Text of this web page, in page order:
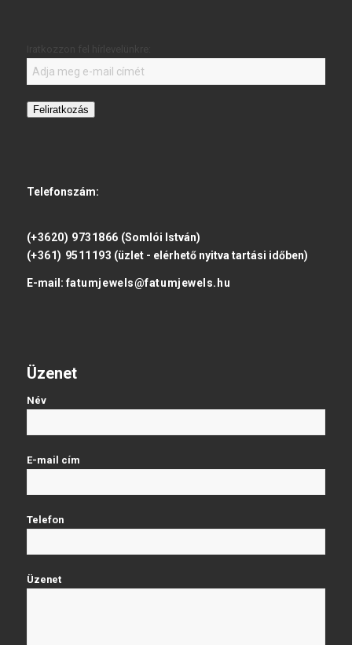
Feliratkozás
Telefonszám:
(+3620) 9731866 (Somlói István)
(+361) 9511193 (üzlet - elérhető nyitva tartási időben)
E-mail: fatumjewels@fatumjewels.hu
Üzenet
Név
E-mail cím
Telefon
Üzenet